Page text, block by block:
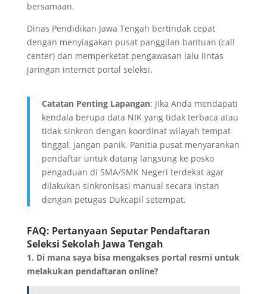
bersamaan.
Dinas Pendidikan Jawa Tengah bertindak cepat
dengan menyiagakan pusat panggilan bantuan (call
center) dan memperketat pengawasan lalu lintas
jaringan internet portal seleksi.
Catatan Penting Lapangan: Jika Anda mendapati
kendala berupa data NIK yang tidak terbaca atau
tidak sinkron dengan koordinat wilayah tempat
tinggal, jangan panik. Panitia pusat menyarankan
pendaftar untuk datang langsung ke posko
pengaduan di SMA/SMK Negeri terdekat agar
dilakukan sinkronisasi manual secara instan
dengan petugas Dukcapil setempat.
FAQ: Pertanyaan Seputar Pendaftaran
Seleksi Sekolah Jawa Tengah
1. Di mana saya bisa mengakses portal resmi untuk
melakukan pendaftaran online?